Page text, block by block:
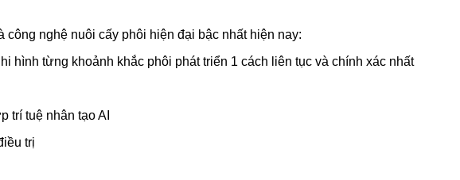
nghệ nuôi cấy phôi hiện đại bậc nhất hiện nay:
hình từng khoảnh khắc phôi phát triển 1 cách liên tục và chính xác nhất
trí tuệ nhân tạo AI
trị